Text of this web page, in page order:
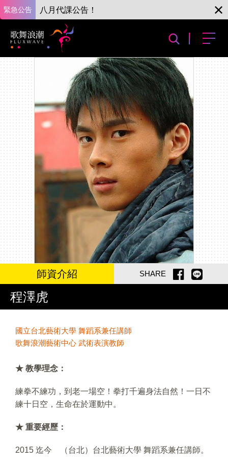
緊急公告 八月代課公告！
師資介紹 SHARE
程澤虎
國立台北藝術大學 舞蹈系兼任講師
歌舞浪潮藝術中心 武術表演教師
★ 教學理念：
練拳不練功，到老一場空！拳打千遍身法自然！一日不
練十日空，生命在於運動中。
★ 重要經歷：
2015 迄今 （台北）台北藝術大學 舞蹈系兼任講師。